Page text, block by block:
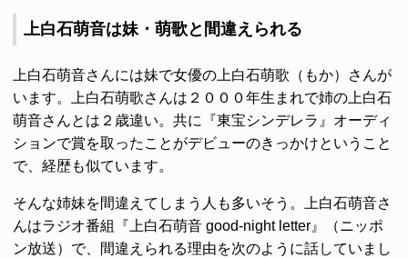
上白石萌音は妹・萌歌と間違えられる
上白石萌音さんには妹で女優の上白石萌歌（もか）さんが
います。上白石萌歌さんは２０００年生まれで姉の上白石
萌音さんとは２歳違い。共に『東宝シンデレラ』オーディ
ションで賞を取ったことがデビューのきっかけということ
で、経歴も似ています。
そんな姉妹を間違えてしまう人も多いそう。上白石萌音さ
んはラジオ番組『上白石萌音 good-night letter』（ニッポ
ン放送）で、間違えられる理由を次のように話していまし